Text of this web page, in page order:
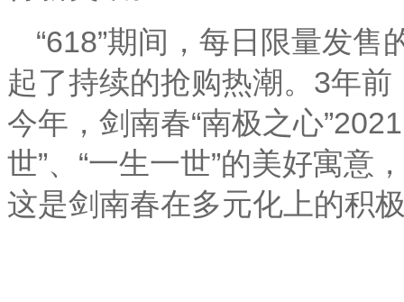
“618”期间，每日限量发售
起了持续的抢购热潮。 3年前
今年，剑南春“南极之心”2021
世”、“一生一世”的美好寓意
这是剑南春在多元化上的积